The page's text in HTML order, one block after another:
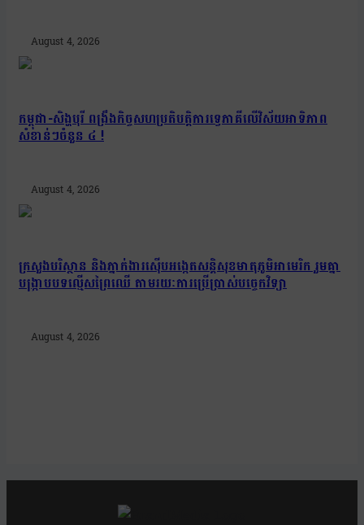
August 4, 2026
កម្ពុជា-សិង្ហបុរី ពង្រឹងកិច្ចសហប្រតិបត្តិការទ្វេភាគីលើវិស័យអាទិភាព
សំខាន់ៗចំនួន ៤ !
August 4, 2026
ក្រសួងបរិស្ថាន និងភ្នាក់ងារស៊ើបអង្កេតសន្តិសុខមាតុភូមិអាមេរិក រួមគ្នា
បង្រ្កាបបទល្មើសព្រៃឈើ តាមរយៈការប្រើប្រាស់បច្ចេកវិទ្យា
August 4, 2026